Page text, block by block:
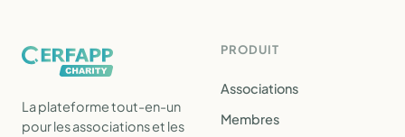
La plateforme tout-en-un
pour les associations et les
PRODUIT
Associations
Membres